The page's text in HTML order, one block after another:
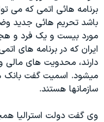
اعتراضات مردمی آبان ۹۸
اسرائیل در جنگ
نرگس محمدی برنده جایزه
همایش محافظه‌کاران
صفحه‌های ویژه
برنامه هائی اتمی که می
باشد تحريم هائی جديد
مورد بيست و يک فرد و
ايران که در برنامه های
دارند، محدويت های مالی
ميشود. اسميت گفت بانک
سازمانها هستند.
وی گفت دولت استراليا